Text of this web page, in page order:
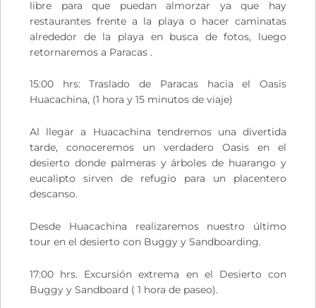
libre para que puedan almorzar ya que hay
restaurantes frente a la playa o hacer caminatas
alrededor de la playa en busca de fotos, luego
retornaremos a Paracas .
15:00 hrs: Traslado de Paracas hacia el Oasis
Huacachina, (1 hora y 15 minutos de viaje)
Al llegar a Huacachina tendremos una divertida
tarde, conoceremos un verdadero Oasis en el
desierto donde palmeras y árboles de huarango y
eucalipto sirven de refugio para un placentero
descanso.
Desde Huacachina realizaremos nuestro último
tour en el desierto con Buggy y Sandboarding.
17:00 hrs. Excursión extrema en el Desierto con
Buggy y Sandboard ( 1 hora de paseo).